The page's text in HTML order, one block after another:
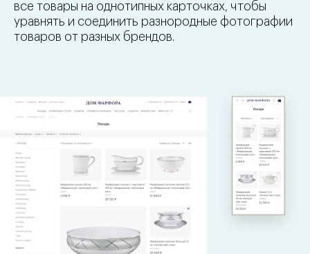
все товары на однотипных карточках, чтобы
уравнять и соединить разнородные фотографии
товаров от разных брендов.